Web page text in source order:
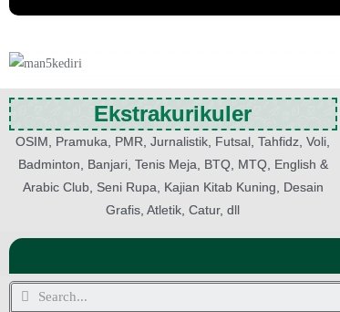
Ekstrakurikuler
OSIM, Pramuka, PMR, Jurnalistik, Futsal, Tahfidz, Voli,
Badminton, Banjari, Tenis Meja, BTQ, MTQ, English &
Arabic Club, Seni Rupa, Kajian Kitab Kuning, Desain
Grafis, Atletik, Catur, dll